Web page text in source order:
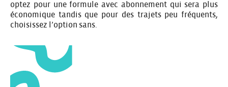
optez pour une formule avec abonnement qui sera plus
économique tandis que pour des trajets peu fréquents,
choisissez l’option sans.